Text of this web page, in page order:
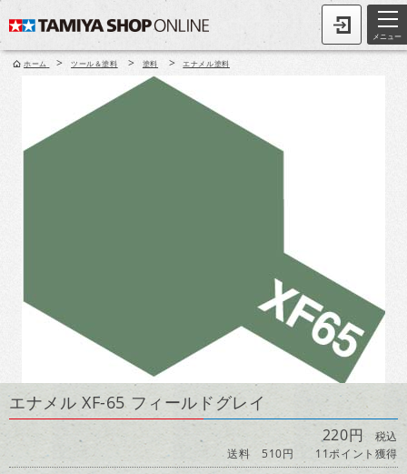
メニュー
ホーム > ツール＆塗料 > 塗料 > エナメル塗料
エナメル XF-65 フィールドグレイ
220円 税込
送料 510円
11ポイント獲得